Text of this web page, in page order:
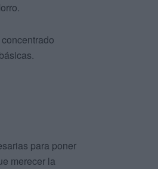
para poner
merecer la